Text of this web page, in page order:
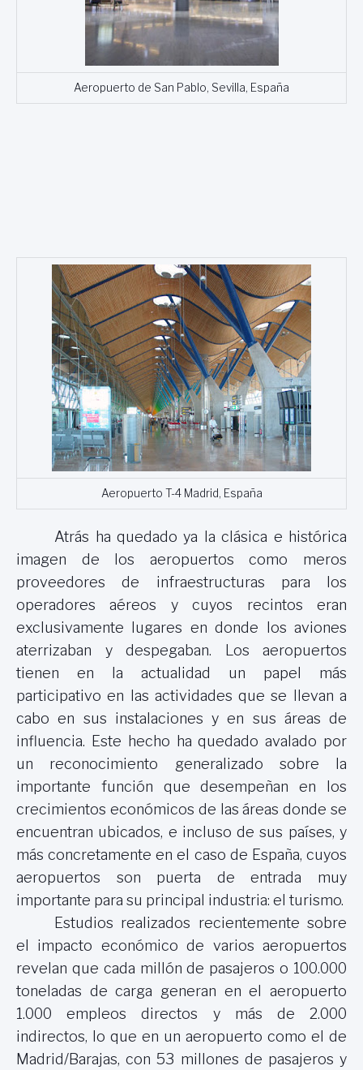
Aeropuerto de San Pablo, Sevilla, España
Aeropuerto T-4 Madrid, España
Atrás ha quedado ya la clásica e histórica
imagen de los aeropuertos como meros
proveedores de infraestructuras para los
operadores aéreos y cuyos recintos eran
exclusivamente lugares en donde los aviones
aterrizaban y despegaban. Los aeropuertos
tienen en la actualidad un papel más
participativo en las actividades que se llevan a
cabo en sus instalaciones y en sus áreas de
influencia. Este hecho ha quedado avalado por
un reconocimiento generalizado sobre la
importante función que desempeñan en los
crecimientos económicos de las áreas donde se
encuentran ubicados, e incluso de sus países, y
más concretamente en el caso de España, cuyos
aeropuertos son puerta de entrada muy
importante para su principal industria: el turismo.
Estudios realizados recientemente sobre
el impacto económico de varios aeropuertos
revelan que cada millón de pasajeros o 100.000
toneladas de carga generan en el aeropuerto
1.000 empleos directos y más de 2.000
indirectos, lo que en un aeropuerto como el de
Madrid/Barajas, con 53 millones de pasajeros y